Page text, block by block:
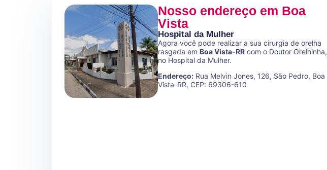
Nosso endereço em Boa
Vista
Hospital da Mulher
Agora você pode realizar a sua cirurgia de orelha
rasgada em Boa Vista-RRcom o Doutor Orelhinha,
no Hospital da Mulher.
Endereço:Rua Melvin Jones, 126, São Pedro, Boa
Vista-RR, CEP: 69306-610